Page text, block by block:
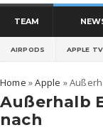
TEAM
AIRPODS APPLE TV
Home »Apple »
Außerhalb
nach